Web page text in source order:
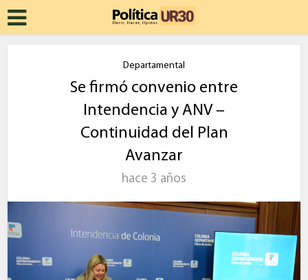
Departamental
Se firmó convenio entre
Intendencia y ANV –
Continuidad del Plan
Avanzar
hace 3 años